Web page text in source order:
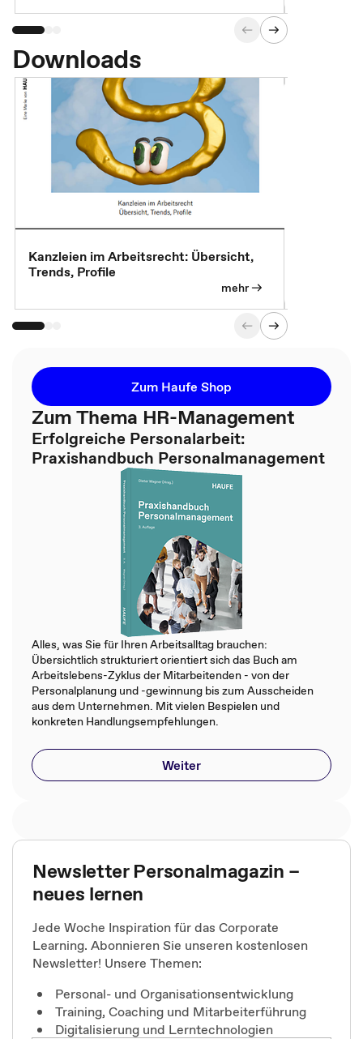
Downloads
Kanzleien im Arbeitsrecht: Übersicht,
Trends, Profile
mehr
Zum Haufe Shop
Zum Thema HR-Management
Erfolgreiche Personalarbeit:
Praxishandbuch Personalmanagement
Alles, was Sie für Ihren Arbeitsalltag brauchen:
Übersichtlich strukturiert orientiert sich das Buch am
Arbeitslebens-Zyklus der Mitarbeitenden - von der
Personalplanung und -gewinnung bis zum Ausscheiden
aus dem Unternehmen. Mit vielen Bespielen und
konkreten Handlungsempfehlungen.
Weiter
Newsletter Personalmagazin –
neues lernen
Jede Woche Inspiration für das Corporate
Learning. Abonnieren Sie unseren kostenlosen
Newsletter! Unsere Themen:
Personal- und Organisationsentwicklung
Training, Coaching und Mitarbeiterführung
Digitalisierung und Lerntechnologien